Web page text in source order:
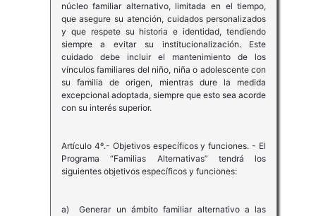
núcleo familiar alternativo, limitada en el tiempo,
que asegure su atención, cuidados personalizados
y que respete su historia e identidad, tendiendo
siempre a evitar su institucionalización. Este
cuidado debe incluir el mantenimiento de los
vínculos familiares del niño, niña o adolescente con
su familia de origen, mientras dure la medida
excepcional adoptada, siempre que esto sea acorde
con su interés superior.
Artículo 4º.- Objetivos específicos y funciones. - El
Programa “Familias Alternativas” tendrá los
siguientes objetivos específicos y funciones:
a) Generar un ámbito familiar alternativo a las